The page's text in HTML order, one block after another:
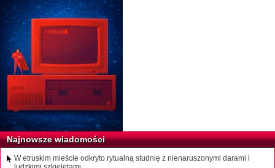
Najnowsze wiadomości
W etruskim mieście odkryto rytualną studnię z nienaruszonymi darami i